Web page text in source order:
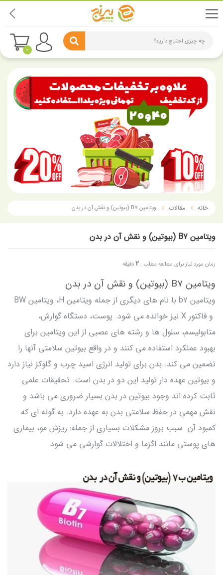
چه چیزی احتیاج دارید؟
0
خانه مقالات ویتامین B7 (بیوتین) و نقش آن در بدن
ویتامین B7 (بیوتین) و نقش آن در بدن
زمان مورد نیاز برای مطالعه مطلب : 2دقیقه
ویتامین B7 (بیوتین) و نقش آن در بدن
ویتامین b7 با نام های دیگری از جمله ویتامین H، ویتامین BW
و فاکتور X نیز خوانده می شود. پوست، دستگاه گوارش،
متابولیسم، سلول ها و رشته های عصبی از این ویتامین برای
بهبود عملکرد استفاده می کنند و در واقع بیوتین سلامتی آنها را
تضمین می کند. بدن برای تولید انرژی اسید چرب و گلوکز نیاز دارد
و بیوتین عهده دار تولید این دو در بدن است. تحقیقات علمی
ثابت کرده اند وجود بیوتین در بدن بسیار ضروری می باشد و
نقش مهمی در حفظ سلامتی بدن به عهده دارد. به گونه ای که
کمبود آن سبب بروز مشکلات بسیاری از جمله: ریزش مو، بیماری
های پوستی مانند اگزما و اختلالات گوارشی می شود.